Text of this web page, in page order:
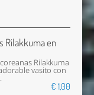
Rilakkuma en
Rilakkuma
vasito con
€ 1,00